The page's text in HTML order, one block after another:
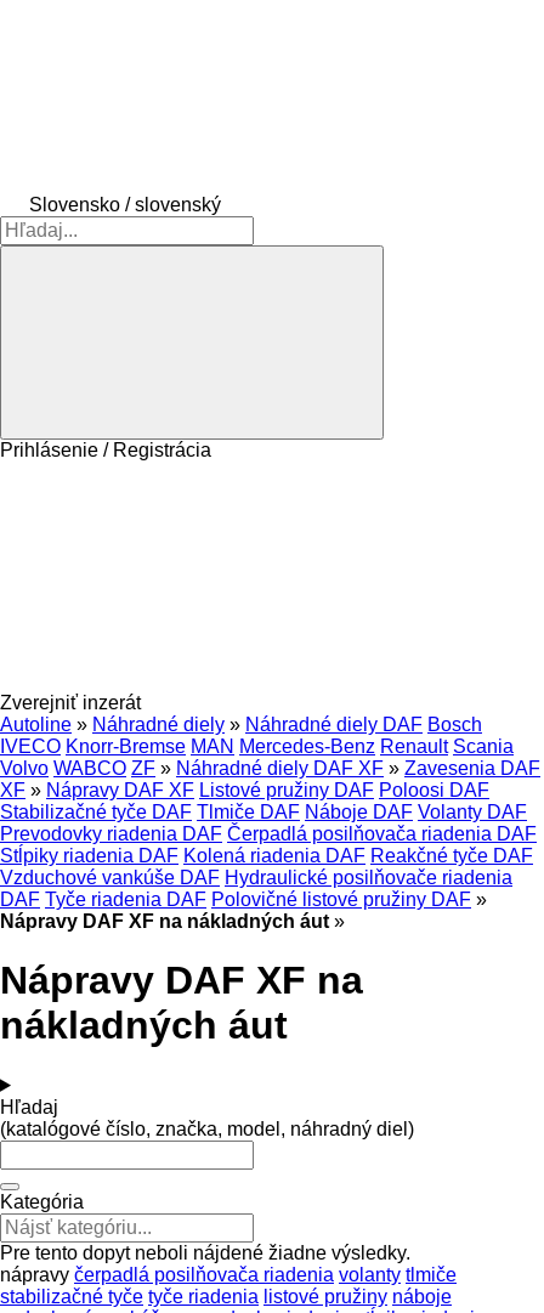
Slovensko / slovenský
Prihlásenie / Registrácia
Zverejniť inzerát
Autoline » Náhradné diely » Náhradné diely DAF Bosch
IVECO Knorr-Bremse MAN Mercedes-Benz Renault Scania
Volvo WABCO ZF » Náhradné diely DAF XF » Zavesenia DAF
XF » Nápravy DAF XF Listové pružiny DAF Poloosi DAF
Stabilizačné tyče DAF Tlmiče DAF Náboje DAF Volanty DAF
Prevodovky riadenia DAF Čerpadlá posilňovača riadenia DAF
Stĺpiky riadenia DAF Kolená riadenia DAF Reakčné tyče DAF
Vzduchové vankúše DAF Hydraulické posilňovače riadenia
DAF Tyče riadenia DAF Polovičné listové pružiny DAF »
Nápravy DAF XF na nákladných áut »
Nápravy DAF XF na
nákladných áut
Hľadaj
(katalógové číslo, značka, model, náhradný diel)
Kategória
Pre tento dopyt neboli nájdené žiadne výsledky.
nápravy čerpadlá posilňovača riadenia volanty tlmiče
stabilizačné tyče tyče riadenia listové pružiny náboje